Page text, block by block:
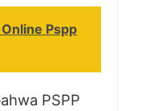
Pspp
PSPP